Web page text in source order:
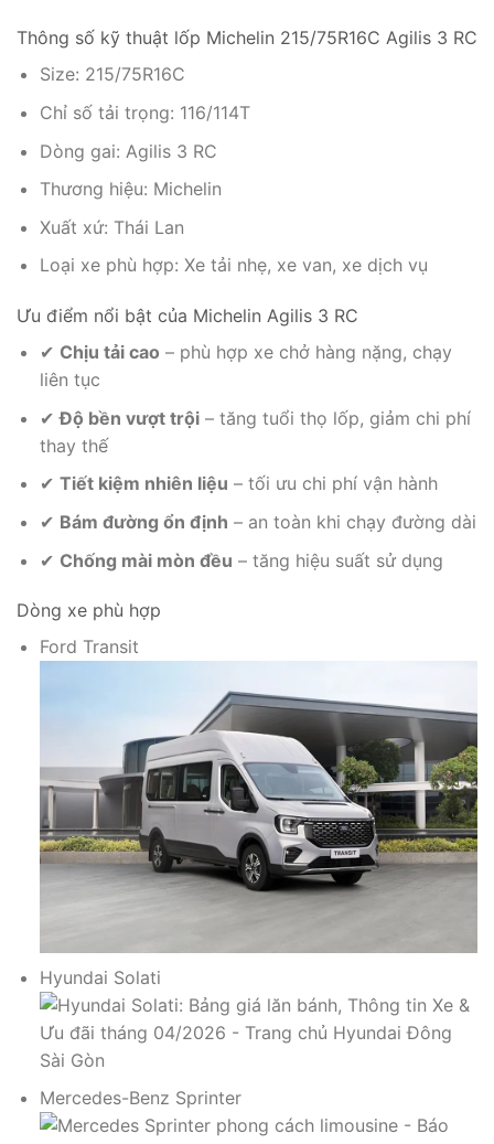
Thông số kỹ thuật lốp Michelin 215/75R16C Agilis 3 RC
Size: 215/75R16C
Chỉ số tải trọng: 116/114T
Dòng gai: Agilis 3 RC
Thương hiệu: Michelin
Xuất xứ: Thái Lan
Loại xe phù hợp: Xe tải nhẹ, xe van, xe dịch vụ
Ưu điểm nổi bật của Michelin Agilis 3 RC
✔ Chịu tải cao – phù hợp xe chở hàng nặng, chạy
liên tục
✔Độ bền vượt trội– tăng tuổi thọ lốp, giảm chi phí
thay thế
✔ Tiết kiệm nhiên liệu – tối ưu chi phí vận hành
✔ Bám đường ổn định – an toàn khi chạy đường dài
✔ Chống mài mòn đều – tăng hiệu suất sử dụng
Dòng xe phù hợp
Ford Transit
Hyundai Solati
Mercedes-Benz Sprinter